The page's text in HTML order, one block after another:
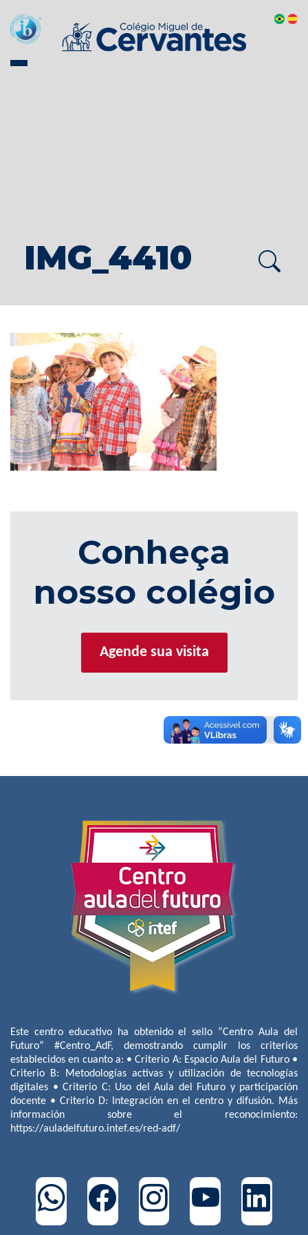
IMG_4410
Conheça
nosso colégio
Agende sua visita
Este centro educativo ha obtenido el sello “Centro Aula del
Futuro” #Centro_AdF, demostrando cumplir los criterios
establecidos en cuanto a: • Criterio A: Espacio Aula del Futuro •
Criterio B: Metodologías activas y utilización de tecnologías
digitales • Criterio C: Uso del Aula del Futuro y participación
docente • Criterio D: Integración en el centro y difusión. Más
información sobre el reconocimiento:
https://auladelfuturo.intef.es/red-adf/